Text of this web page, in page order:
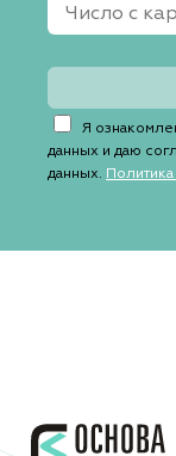
Я
данных и даю
данных.